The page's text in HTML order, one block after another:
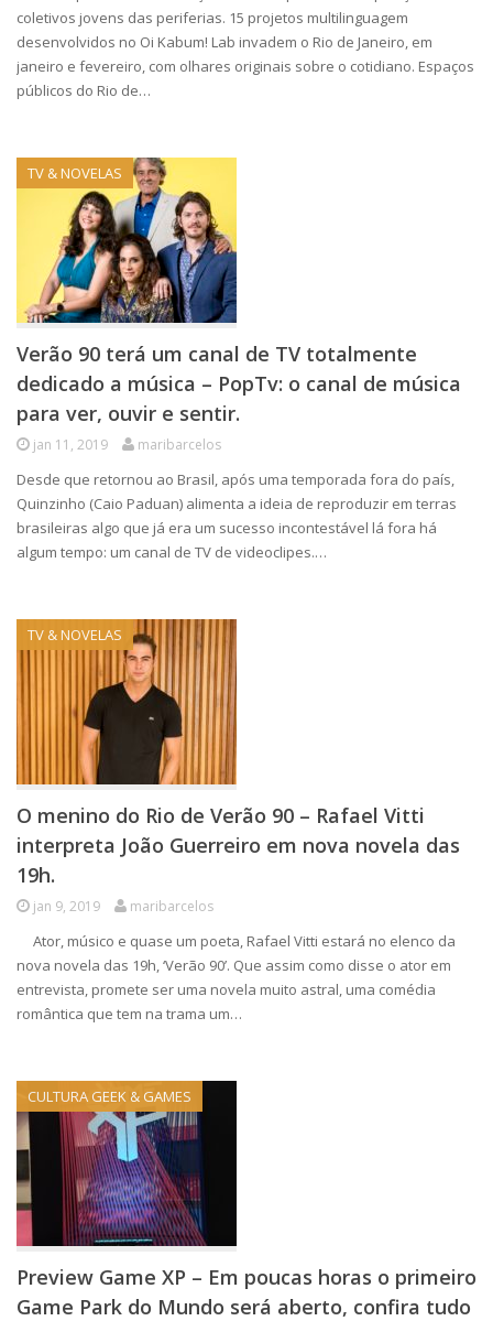
coletivos jovens das periferias. 15 projetos multilinguagem
desenvolvidos no Oi Kabum! Lab invadem o Rio de Janeiro, em
janeiro e fevereiro, com olhares originais sobre o cotidiano. Espaços
públicos do Rio de…
TV & NOVELAS
Verão 90 terá um canal de TV totalmente
dedicado a música – PopTv: o canal de música
para ver, ouvir e sentir.
jan 11, 2019 maribarcelos
Desde que retornou ao Brasil, após uma temporada fora do país,
Quinzinho (Caio Paduan) alimenta a ideia de reproduzir em terras
brasileiras algo que já era um sucesso incontestável lá fora há
algum tempo: um canal de TV de videoclipes.…
TV & NOVELAS
O menino do Rio de Verão 90 – Rafael Vitti
interpreta João Guerreiro em nova novela das
19h.
jan 9, 2019 maribarcelos
Ator, músico e quase um poeta, Rafael Vitti estará no elenco da
nova novela das 19h, ‘Verão 90’. Que assim como disse o ator em
entrevista, promete ser uma novela muito astral, uma comédia
romântica que tem na trama um…
CULTURA GEEK & GAMES
Preview Game XP – Em poucas horas o primeiro
Game Park do Mundo será aberto, confira tudo